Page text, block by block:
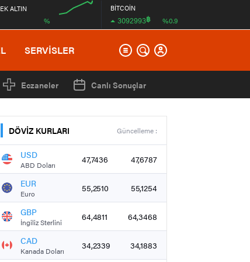
ALTIN
%
BİTCOİN
3092993฿ %0.9
SERVİSLER
Eczaneler Canlı Sonuçlar
DÖVİZ KURLARI Güncelleme :
USD
ABD Doları 47,7436 47,6787
EUR
Euro 55,2510 55,1254
GBP
İngiliz Sterlini 64,4811 64,3468
CAD
Kanada Doları 34,2339 34,1883